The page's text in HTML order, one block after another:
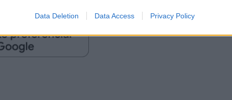
Data Deletion Data Access Privacy Policy